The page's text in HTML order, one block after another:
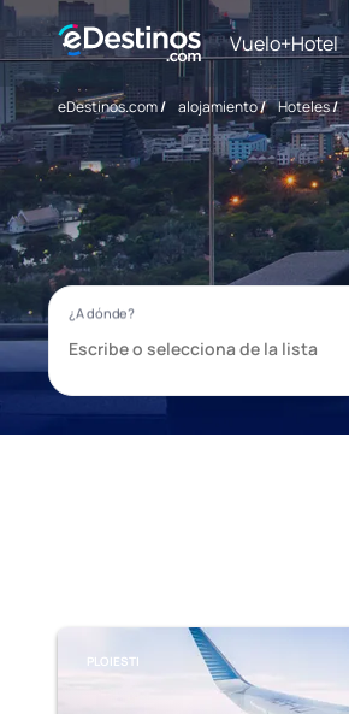
Vuelo+Hotel
eDestinos.com/ alojamiento/ Hoteles/
PLOIESTI